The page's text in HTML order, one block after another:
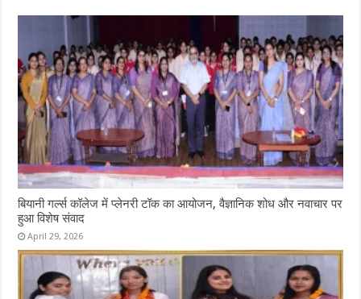
बियानी गर्ल्स कॉलेज में प्लेनरी टॉक का आयोजन, वैज्ञानिक शोध और नवाचार पर
हुआ विशेष संवाद
April 29, 2026